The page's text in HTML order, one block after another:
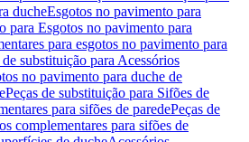
ducheEsgotos no pavimento para
para Esgotos no pavimento para
para esgotos no pavimento para
de substituição para Acessórios
no pavimento para duche de
Peças de substituição para Sifões de
para sifões de paredePeças de
complementares para sifões de